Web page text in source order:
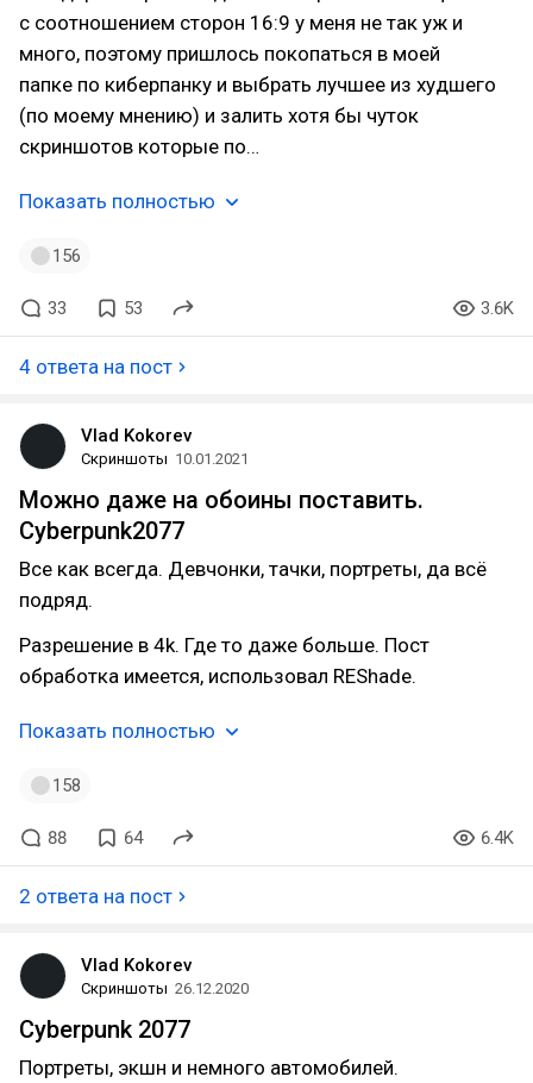
с соотношением сторон 16:9 у меня не так уж и
много, поэтому пришлось покопаться в моей
папке по киберпанку и выбрать лучшее из худшего
(по моему мнению) и залить хотя бы чуток
скриншотов которые по…
Показать полностью
156
33 53 3.6K
4 ответа на пост
Vlad Kokorev
Скриншоты 10.01.2021
Можно даже на обоины поставить.
Cyberpunk2077
Все как всегда. Девчонки, тачки, портреты, да всё
подряд.
Разрешение в 4k. Где то даже больше. Пост
обработка имеется, использовал REShade.
Показать полностью
158
88 64 6.4K
2 ответа на пост
Vlad Kokorev
Скриншоты 26.12.2020
Cyberpunk 2077
Портреты, экшн и немного автомобилей.